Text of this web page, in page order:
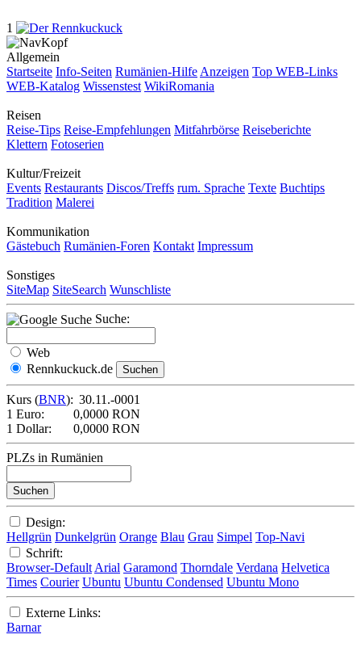
1
Allgemein
Startseite Info-Seiten Rumänien-Hilfe Anzeigen Top WEB-Links
WEB-Katalog Wissenstest WikiRomania
Reisen
Reise-Tips Reise-Empfehlungen Mitfahrbörse Reiseberichte
Klettern Fotoserien
Kultur/Freizeit
Events Restaurants Discos/Treffs rum. Sprache Texte Buchtips
Tradition Malerei
Kommunikation
Gästebuch Rumänien-Foren Kontakt Impressum
Sonstiges
SiteMap SiteSearch Wunschliste
Suche:
Web
Rennkuckuck.de
Kurs (BNR): 30.11.-0001
1 Euro:
0,0000 RON
1 Dollar:
0,0000 RON
PLZs in Rumänien
Design:
Hellgrün Dunkelgrün Orange Blau Grau Simpel Top-Navi
Schrift:
Browser-Default Arial Garamond Thorndale Verdana Helvetica
Times Courier Ubuntu Ubuntu Condensed Ubuntu Mono
Externe Links:
Barnar